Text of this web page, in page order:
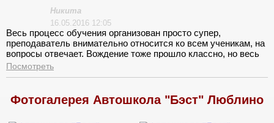
Никита
16.05.2016 12:05
Весь процесс обучения организован просто супер,
преподаватель внимательно относится ко всем ученикам, на
вопросы отвечает. Вождение тоже прошло классно, но весь
автопарк достаточно поизносился.
Посмотреть
Фотогалерея Автошкола "Бэст" Люблино